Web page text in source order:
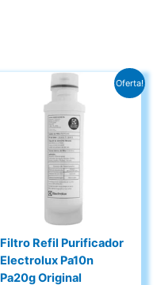
Oferta!
Filtro Refil Purificador
Electrolux Pa10n
Pa20g Original